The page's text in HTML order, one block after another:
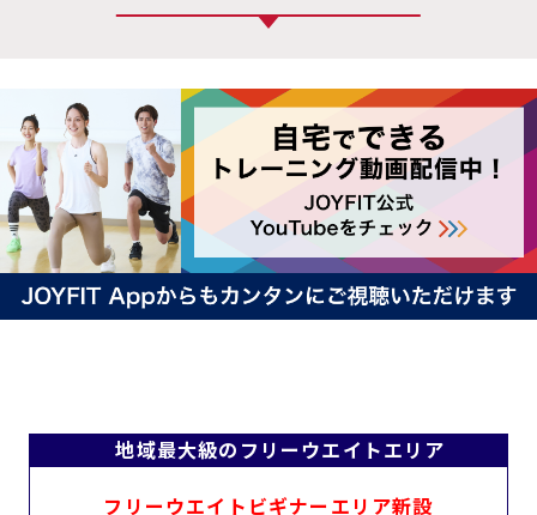
キャンペーン 料金のご案内
アクセス 店舗情報・サービス
見学・体験 スタジオプログラム情報
入会方法 よくあるご質問
JOYFIT
JOYFIT24 JOYFIT YOGA
JOYFIT+ 店舗を探す
地域最大級のフリーウエイトエリア
フリーウエイトビギナーエリア新設